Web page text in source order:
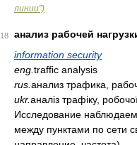
линии”)
18
анализ рабочей
information security
eng. traffic analysis
rus. анализ трафика,
ukr.аналіз трафіку,
Исследование
между пунктами по сети